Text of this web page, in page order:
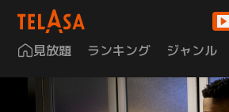
見放題 ランキング ジャンル